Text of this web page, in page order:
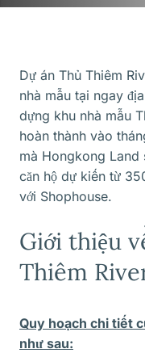
Dự án Thủ Thiêm
nhà mẫu tại ngay
dựng khu nhà mẫu
hoàn thành vào
mà Hongkong Land
căn hộ dự kiến từ
với Shophouse.
Giới thiệu
Thiêm
Quy hoạch chi tiết
như sau: